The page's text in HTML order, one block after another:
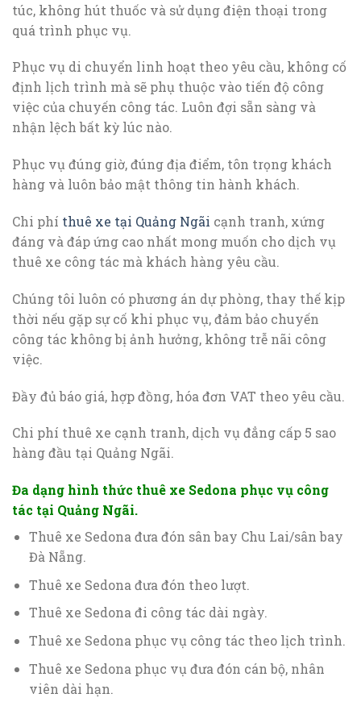
túc, không hút thuốc và sử dụng điện thoại trong
quá trình phục vụ.
Phục vụ di chuyển linh hoạt theo yêu cầu, không cố
định lịch trình mà sẽ phụ thuộc vào tiến độ công
việc của chuyến công tác. Luôn đợi sẵn sàng và
nhận lệch bất kỳ lúc nào.
Phục vụ đúng giờ, đúng địa điểm, tôn trọng khách
hàng và luôn bảo mật thông tin hành khách.
Chi phí thuê xe tại Quảng Ngãi cạnh tranh, xứng
đáng và đáp ứng cao nhất mong muốn cho dịch vụ
thuê xe công tác mà khách hàng yêu cầu.
Chúng tôi luôn có phương án dự phòng, thay thế kịp
thời nếu gặp sự cố khi phục vụ, đảm bảo chuyến
công tác không bị ảnh hưởng, không trễ nãi công
việc.
Đầy đủ báo giá, hợp đồng, hóa đơn VAT theo yêu cầu.
Chi phí thuê xe cạnh tranh, dịch vụ đẳng cấp 5 sao
hàng đầu tại Quảng Ngãi.
Đa dạng hình thức thuê xe Sedona phục vụ công
tác tại Quảng Ngãi.
Thuê xe Sedona đưa đón sân bay Chu Lai/sân bay
Đà Nẵng.
Thuê xe Sedona đưa đón theo lượt.
Thuê xe Sedona đi công tác dài ngày.
Thuê xe Sedona phục vụ công tác theo lịch trình.
Thuê xe Sedona phục vụ đưa đón cán bộ, nhân
viên dài hạn.